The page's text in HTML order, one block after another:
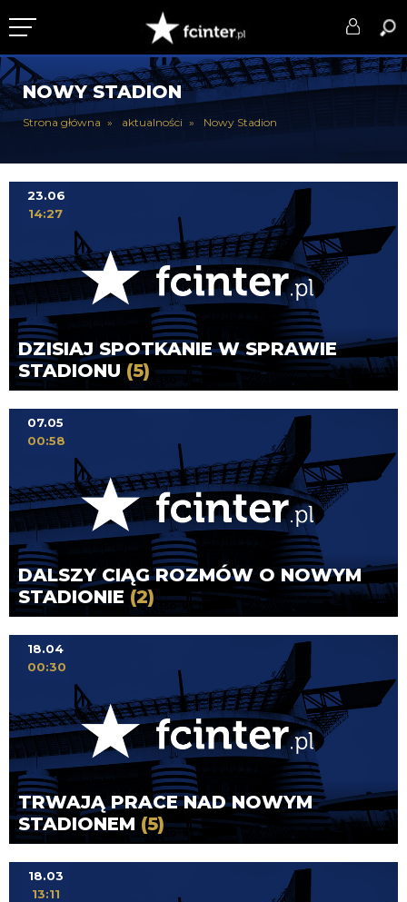
KLUB
DRUŻYNA
PUCHARY
DLA TIFOSICH
SERWIS
NOWY STADION
Strona główna aktualności Nowy Stadion
DZISIAJ SPOTKANIE W SPRAWIE
STADIONU (5)
23.06
14:27
DALSZY CIĄG ROZMÓW O NOWYM
STADIONIE (2)
07.05
00:58
TRWAJĄ PRACE NAD NOWYM
STADIONEM (5)
18.04
00:30
18.03
13:11